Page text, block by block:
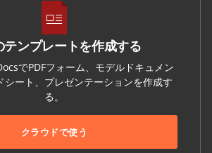
テンプレートを作成する
でPDFフォーム、モデルドキュメン
シート、プレゼンテーションを作成す
る。
クラウドで使う